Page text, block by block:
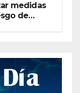
medidas
de